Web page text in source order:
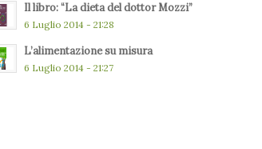
Il libro: “La dieta del dottor Mozzi”
6 Luglio 2014 - 21:28
L’alimentazione su misura
6 Luglio 2014 - 21:27